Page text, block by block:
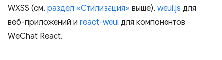
WXSS (см. раздел «Стилизация» выше), weui.js для
веб-приложений и react-weui для компонентов
WeChat React.